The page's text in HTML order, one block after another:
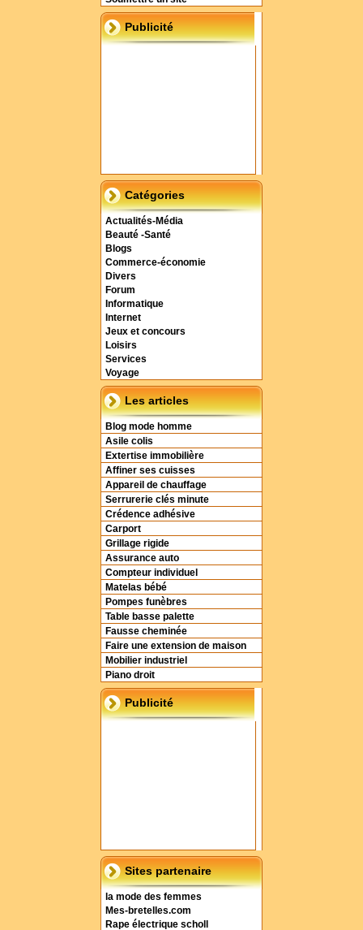
Publicité
Catégories
Actualités-Média
Beauté -Santé
Blogs
Commerce-économie
Divers
Forum
Informatique
Internet
Jeux et concours
Loisirs
Services
Voyage
Les articles
Blog mode homme
Asile colis
Extertise immobilière
Affiner ses cuisses
Appareil de chauffage
Serrurerie clés minute
Crédence adhésive
Carport
Grillage rigide
Assurance auto
Compteur individuel
Matelas bébé
Pompes funèbres
Table basse palette
Fausse cheminée
Faire une extension de maison
Mobilier industriel
Piano droit
Publicité
Sites partenaire
la mode des femmes
Mes-bretelles.com
Rape électrique scholl